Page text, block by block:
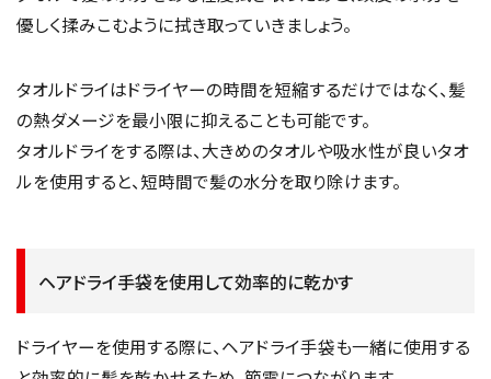
優しく揉みこむように拭き取っていきましょう。
タオルドライはドライヤーの時間を短縮するだけではなく、髪
の熱ダメージを最小限に抑えることも可能です。
タオルドライをする際は、大きめのタオルや吸水性が良いタオ
ルを使用すると、短時間で髪の水分を取り除けます。
ヘアドライ手袋を使用して効率的に乾かす
ドライヤーを使用する際に、ヘアドライ手袋も一緒に使用する